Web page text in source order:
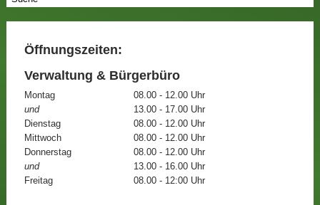
Öffnungszeiten:
Verwaltung & Bürgerbüro
Montag
08.00 - 12.00 Uhr
und
13.00 - 17.00 Uhr
Dienstag
08.00 - 12.00 Uhr
Mittwoch
08.00 - 12.00 Uhr
Donnerstag
08.00 - 12.00 Uhr
und
13.00 - 16.00 Uhr
Freitag
08.00 - 12:00 Uhr